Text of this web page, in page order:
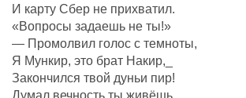
И карту Сбер не прихватил.
«Вопросы задаешь не ты!»
— Промолвил голос с темноты,
Я Мункир, это брат Накир,_
Закончился твой дуньи пир!